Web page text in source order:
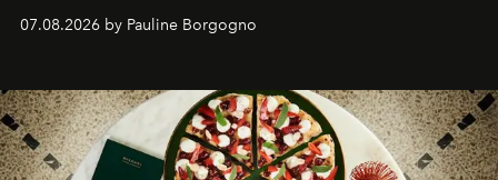
expertise se rencontrent.
07.08.2026 by Pauline Borgogno